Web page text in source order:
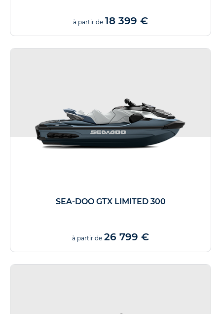
à partir de 18 399 €
SEA-DOO GTX LIMITED 300
à partir de 26 799 €